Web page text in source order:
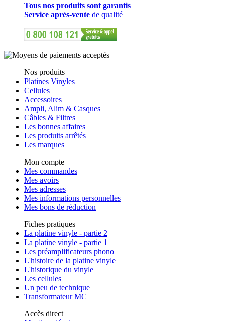
Tous nos produits sont garantis
Service après-vente de qualité
Nos produits
Platines Vinyles
Cellules
Accessoires
Ampli, Alim & Casques
Câbles & Filtres
Les bonnes affaires
Les produits arrêtés
Les marques
Mon compte
Mes commandes
Mes avoirs
Mes adresses
Mes informations personnelles
Mes bons de réduction
Fiches pratiques
La platine vinyle - partie 2
La platine vinyle - partie 1
Les préamplificateurs phono
L'histoire de la platine vinyle
L'historique du vinyle
Les cellules
Un peu de technique
Transformateur MC
Accès direct